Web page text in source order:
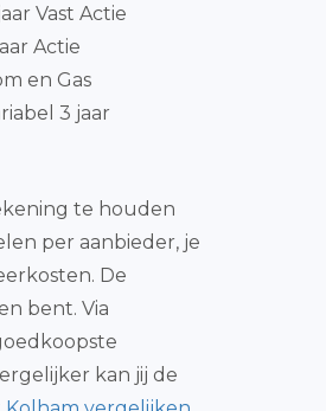
Vast Actie
Actie
en Gas
3 jaar
te houden
per aanbieder, je
De
bent. Via
kan jij de